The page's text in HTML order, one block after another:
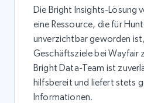
Die Bright Insights-Lösung
eine Ressource, die für
unverzichtbar geworden
Geschäftsziele bei Wayfair
Bright Data-Team ist
hilfsbereit und liefert stets
Informationen.